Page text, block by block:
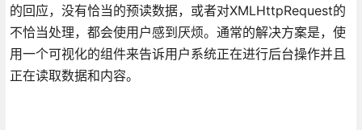
的回应，没有恰当的预读数据，或者对XMLHttpRequest的
不恰当处理，都会使用户感到厌烦。通常的解决方案是，使
用一个可视化的组件来告诉用户系统正在进行后台操作并且
正在读取数据和内容。